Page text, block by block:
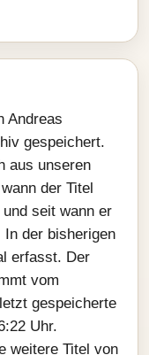
Andreas
gespeichert.
aus unseren
der Titel
seit wann er
der bisherigen
erfasst. Der
vom
gespeicherte
Uhr.
weitere Titel von